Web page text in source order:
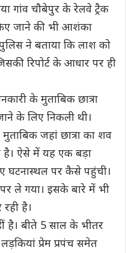
गांव चौबेपुर के रेलवे ट्रैक
जाने की भी आशंका
ने बताया कि लाश को
रिपोर्ट के आधार पर ही
के मुताबिक छात्रा
के लिए निकली थी।
जहां छात्रा का शव
है। ऐसे में यह एक बड़ा
घटनास्थल पर कैसे पहुंची।
ले गया। इसके बारे में भी
है।
है। बीते 5 साल के भीतर
प्रेम प्रपंच समेत